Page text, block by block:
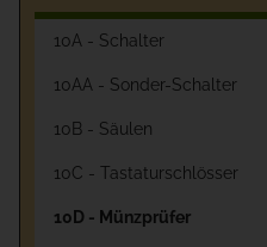
10A - Schalter
10AA - Sonder-Schalter
10B - Säulen
10C - Tastaturschlösser
10D - Münzprüfer